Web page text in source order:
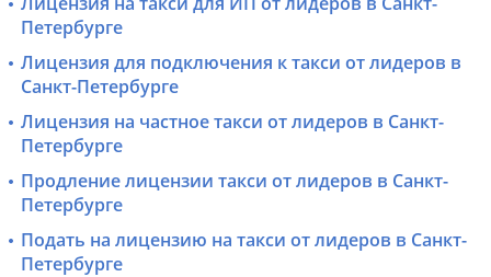
Петербурге
Лицензия для подключения к такси от лидеров в
Санкт-Петербурге
Лицензия на частное такси от лидеров в Санкт-
Петербурге
Продление лицензии такси от лидеров в Санкт-
Петербурге
Подать на лицензию на такси от лидеров в Санкт-
Петербурге